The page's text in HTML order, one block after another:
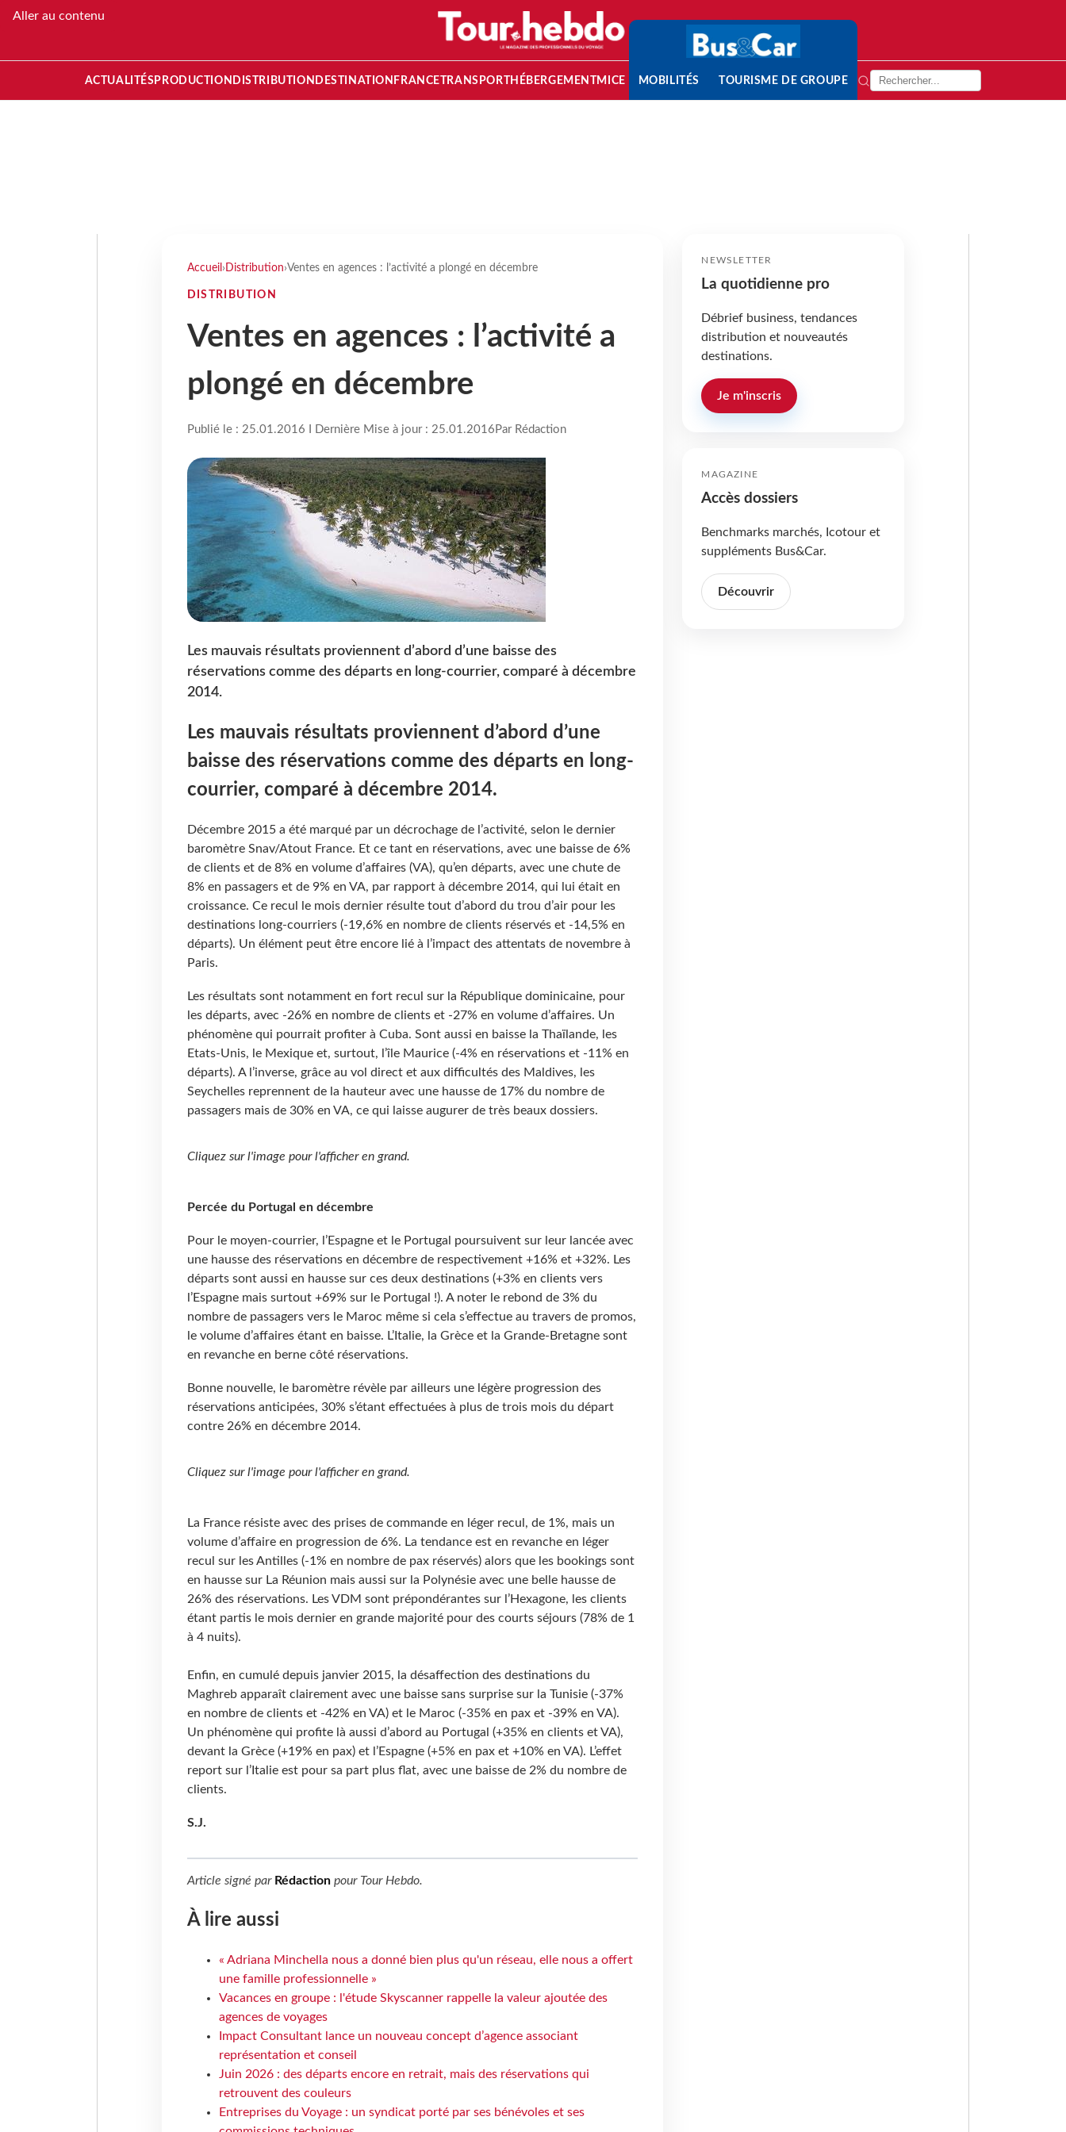
Aller au contenu
ACTUALITÉS PRODUCTION DISTRIBUTION DESTINATION FRANCETRANSPORT HÉBERGEMENTMICE MOBILITÉS TOURISME DE GROUPE
Accueil › Distribution›Ventes en agences : l’activité a plongé en décembre
DISTRIBUTION
Ventes en agences : l’activité a
plongé en décembre
Publié le : 25.01.2016 I Dernière Mise à jour : 25.01.2016 Par Rédaction
Les mauvais résultats proviennent d’abord d’une baisse des
réservations comme des départs en long-courrier, comparé à décembre
2014.
Les mauvais résultats proviennent d’abord d’une
baisse des réservations comme des départs en long-
courrier, comparé à décembre 2014.
Décembre 2015 a été marqué par un décrochage de l’activité, selon le dernier
baromètre Snav/Atout France. Et ce tant en réservations, avec une baisse de 6%
de clients et de 8% en volume d’affaires (VA), qu’en départs, avec une chute de
8% en passagers et de 9% en VA, par rapport à décembre 2014, qui lui était en
croissance. Ce recul le mois dernier résulte tout d’abord du trou d’air pour les
destinations long-courriers (-19,6% en nombre de clients réservés et -14,5% en
départs). Un élément peut être encore lié à l’impact des attentats de novembre à
Paris.
Les résultats sont notamment en fort recul sur la République dominicaine, pour
les départs, avec -26% en nombre de clients et -27% en volume d’affaires. Un
phénomène qui pourrait profiter à Cuba. Sont aussi en baisse la Thaïlande, les
Etats-Unis, le Mexique et, surtout, l’île Maurice (-4% en réservations et -11% en
départs). A l’inverse, grâce au vol direct et aux difficultés des Maldives, les
Seychelles reprennent de la hauteur avec une hausse de 17% du nombre de
passagers mais de 30% en VA, ce qui laisse augurer de très beaux dossiers.
Cliquez sur l'image pour l'afficher en grand.
Percée du Portugal en décembre
Pour le moyen-courrier, l’Espagne et le Portugal poursuivent sur leur lancée avec
une hausse des réservations en décembre de respectivement +16% et +32%. Les
départs sont aussi en hausse sur ces deux destinations (+3% en clients vers
l’Espagne mais surtout +69% sur le Portugal !). A noter le rebond de 3% du
nombre de passagers vers le Maroc même si cela s’effectue au travers de promos,
le volume d’affaires étant en baisse. L’Italie, la Grèce et la Grande-Bretagne sont
en revanche en berne côté réservations.
Bonne nouvelle, le baromètre révèle par ailleurs une légère progression des
réservations anticipées, 30% s’étant effectuées à plus de trois mois du départ
contre 26% en décembre 2014.
Cliquez sur l'image pour l'afficher en grand.
La France résiste avec des prises de commande en léger recul, de 1%, mais un
volume d’affaire en progression de 6%. La tendance est en revanche en léger
recul sur les Antilles (-1% en nombre de pax réservés) alors que les bookings sont
en hausse sur La Réunion mais aussi sur la Polynésie avec une belle hausse de
26% des réservations. Les VDM sont prépondérantes sur l’Hexagone, les clients
étant partis le mois dernier en grande majorité pour des courts séjours (78% de 1
à 4 nuits).
Enfin, en cumulé depuis janvier 2015, la désaffection des destinations du
Maghreb apparaît clairement avec une baisse sans surprise sur la Tunisie (-37%
en nombre de clients et -42% en VA) et le Maroc (-35% en pax et -39% en VA).
Un phénomène qui profite là aussi d’abord au Portugal (+35% en clients et VA),
devant la Grèce (+19% en pax) et l’Espagne (+5% en pax et +10% en VA). L’effet
report sur l’Italie est pour sa part plus flat, avec une baisse de 2% du nombre de
clients.
S.J.
Article signé par Rédactionpour Tour Hebdo.
À lire aussi
« Adriana Minchella nous a donné bien plus qu'un réseau, elle nous a offert
une famille professionnelle »
Vacances en groupe : l'étude Skyscanner rappelle la valeur ajoutée des
agences de voyages
Impact Consultant lance un nouveau concept d’agence associant
représentation et conseil
Juin 2026 : des départs encore en retrait, mais des réservations qui
retrouvent des couleurs
Entreprises du Voyage : un syndicat porté par ses bénévoles et ses
NEWSLETTER
La quotidienne pro
Débrief business, tendances
distribution et nouveautés
destinations.
Je m'inscris
MAGAZINE
Accès dossiers
Benchmarks marchés, Icotour et
suppléments Bus&Car.
Découvrir